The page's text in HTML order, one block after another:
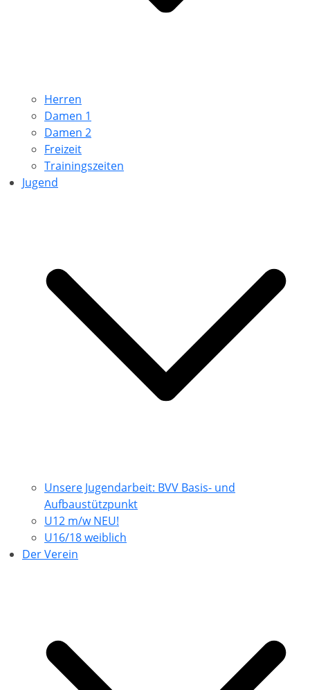
Herren
Damen 1
Damen 2
Freizeit
Trainingszeiten
Jugend
Unsere Jugendarbeit: BVV Basis- und
Aufbaustützpunkt
U12 m/w NEU!
U16/18 weiblich
Der Verein